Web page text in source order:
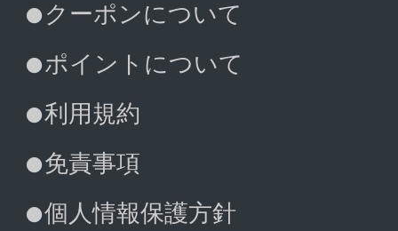
クーポンについて
ポイントについて
利用規約
免責事項
個人情報保護方針